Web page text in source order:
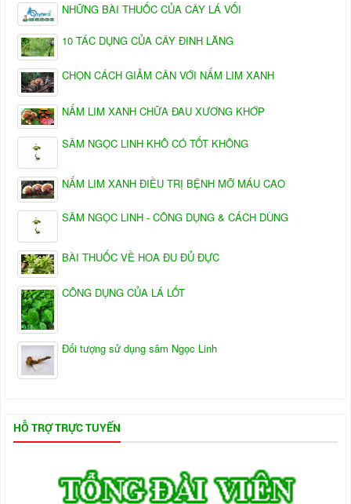
NHỮNG BÀI THUỐC CỦA CÂY LÁ VỐI
10 TÁC DỤNG CỦA CÂY ĐINH LĂNG
CHỌN CÁCH GIẢM CÂN VỚI NẤM LIM XANH
NẤM LIM XANH CHỮA ĐAU XƯƠNG KHỚP
SÂM NGỌC LINH KHÔ CÓ TỐT KHÔNG
NẤM LIM XANH ĐIỀU TRỊ BỆNH MỠ MÁU CAO
SÂM NGỌC LINH - CÔNG DỤNG & CÁCH DÙNG
BÀI THUỐC VỀ HOA ĐU ĐỦ ĐỰC
CÔNG DỤNG CỦA LÁ LỐT
Đối tượng sử dụng sâm Ngọc Linh
HỖ TRỢ TRỰC TUYẾN